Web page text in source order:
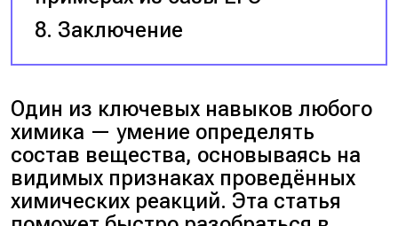
Заключение
Один из ключевых навыков любого
химика — умение определять
состав вещества, основываясь на
видимых признаках проведённых
химических реакций. Эта статья